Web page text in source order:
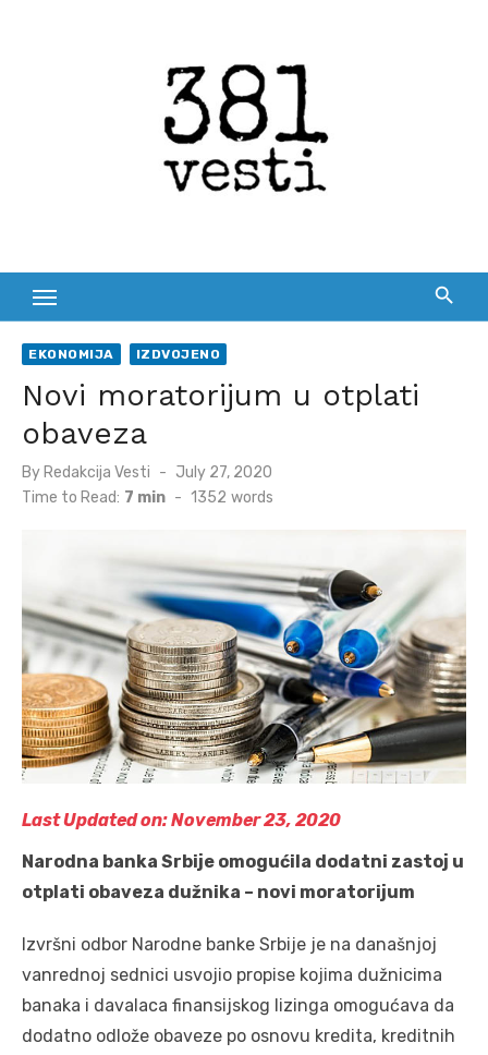
EKONOMIJA IZDVOJENO
Novi moratorijum u otplati
obaveza
By Redakcija Vesti
Posted
July 27, 2020
Time to Read: 7 min - 1352 words
Last Updated on: November 23, 2020
Narodna banka Srbije omogućila dodatni zastoj u
otplati obaveza dužnika – novi moratorijum
Izvršni odbor Narodne banke Srbije je na današnjoj
vanrednoj sednici usvojio propise kojima dužnicima
banaka i davalaca finansijskog lizinga omogućava da
dodatno odlože obaveze po osnovu kredita, kreditnih